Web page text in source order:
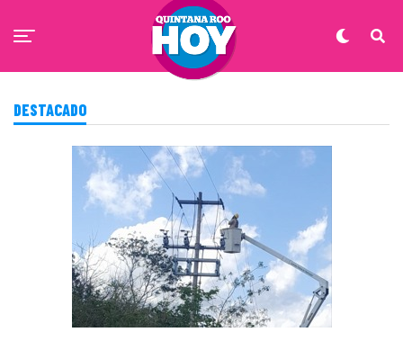
DESTACADO